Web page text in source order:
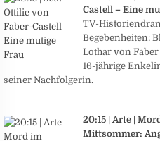
Castell – Eine
TV-
Begebenheiten:
Lothar von
16-jährige
seiner Nachfolgerin.
20:15 | Arte |
Mittsommer: